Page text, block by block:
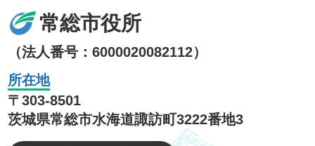
常総市役所
（法人番号：6000020082112）
所在地
〒303-8501
茨城県常総市水海道諏訪町3222番地3